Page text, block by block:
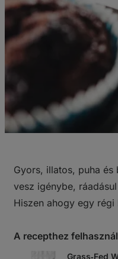
Gyors, illatos, puha
vesz igénybe,
Hiszen ahogy egy
A recepthez
Grass‑Fed